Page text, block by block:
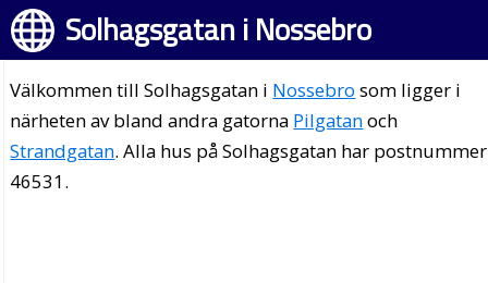
Solhagsgatan i Nossebro
Välkommen till Solhagsgatan i Nossebro som ligger i
närheten av bland andra gatorna Pilgatanoch
Strandgatan. Alla hus på Solhagsgatan har postnummer
46531.